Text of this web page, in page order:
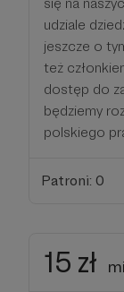
udziale
jeszcze o
też
dostęp do
będziemy
polskiego
Patroni: 0
15 zł